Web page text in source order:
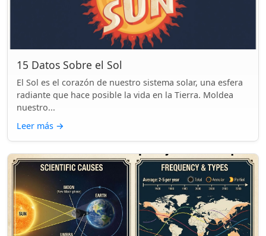
15 Datos Sobre el Sol
El Sol es el corazón de nuestro sistema solar, una esfera
radiante que hace posible la vida en la Tierra. Moldea
nuestro...
Leer más →